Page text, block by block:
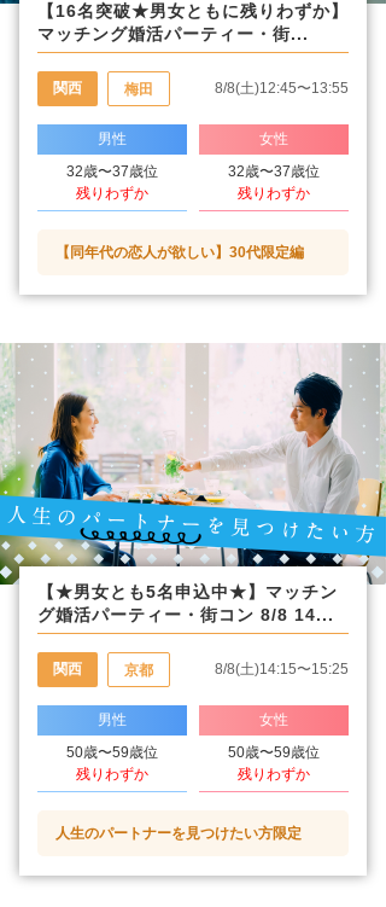
【16名突破★男女ともに残りわずか】
マッチング婚活パーティー・街...
関西 梅田 8/8(土)12:45〜13:55
男性
32歳〜37歳位
残りわずか
女性
32歳〜37歳位
残りわずか
【同年代の恋人が欲しい】30代限定編
【★男女とも5名申込中★】マッチン
グ婚活パーティー・街コン 8/8 14...
関西 京都 8/8(土)14:15〜15:25
男性
50歳〜59歳位
残りわずか
女性
50歳〜59歳位
残りわずか
人生のパートナーを見つけたい方限定